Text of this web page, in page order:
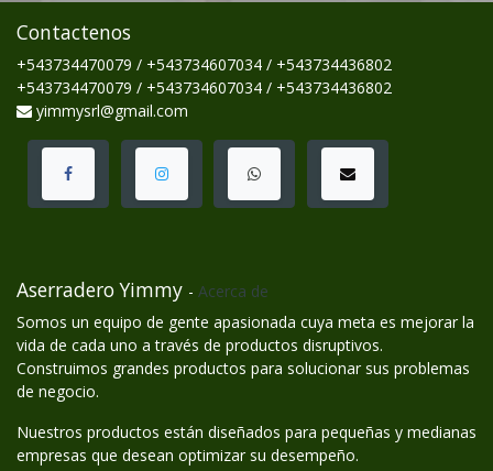
Contactenos
+543734470079 / +543734607034 / +543734436802
+543734470079 / +543734607034 / +543734436802
yimmysrl@gmail.com
Aserradero Yimmy - Acerca de
Somos un equipo de gente apasionada cuya meta es mejorar la
vida de cada uno a través de productos disruptivos.
Construimos grandes productos para solucionar sus problemas
de negocio.
Nuestros productos están diseñados para pequeñas y medianas
empresas que desean optimizar su desempeño.